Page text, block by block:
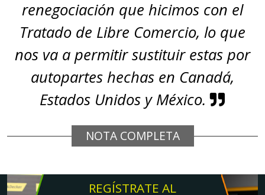
renegociación que hicimos con el
Tratado de Libre Comercio, lo que
nos va a permitir sustituir estas por
autopartes hechas en Canadá,
Estados Unidos y México.
NOTA COMPLETA
REGÍSTRATE AL